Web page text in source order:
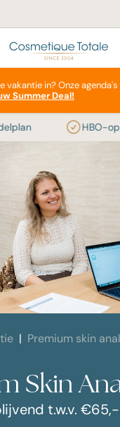
vakantie in? Onze
Summer Deal!
HBO-
Premium skin
Skin
t.w.v. €65,-